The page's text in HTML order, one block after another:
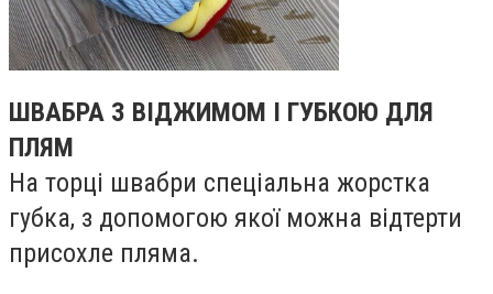
ШВАБРА З ВІДЖИМОМ І ГУБКОЮ ДЛЯ
ПЛЯМ
На торці швабри спеціальна жорстка
губка, з допомогою якої можна відтерти
присохле пляма.